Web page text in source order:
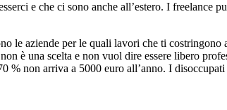
e che ci sono anche all’estero. I freelance
le aziende per le quali lavori che ti costringono
è una scelta e non vuol dire essere libero
non arriva a 5000 euro all’anno. I